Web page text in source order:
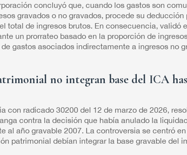
concluyó que, cuando los gastos son
gravados o no gravados, procede su
total de ingresos brutos. En consecuencia, validó
un prorrateo basado en la proporción de
gastos asociados indirectamente a ingresos no
no integran base del ICA
con radicado 30200 del 12 de marzo de 2026,
contra la decisión que había anulado la
al año gravable 2007. La controversia se centró
patrimonial debían integrar la base gravable del